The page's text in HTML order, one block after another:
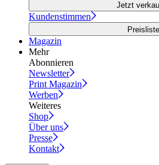
Jetzt
Kundenstimmen
Preisliste
Magazin
Mehr
Abonnieren
Newsletter
Print Magazin
Werben
Weiteres
Shop
Über uns
Presse
Kontakt